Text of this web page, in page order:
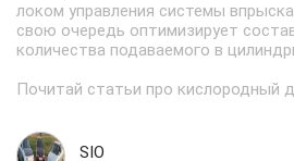
локом управления системы
свою очередь оптимизирует
количества подаваемого в
Почитай статьи про кислородный
SIO